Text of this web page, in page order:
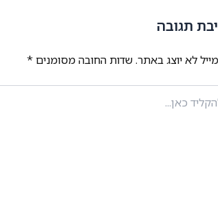
תגובה
לא יוצג באתר.שדות החובה מסומנים *